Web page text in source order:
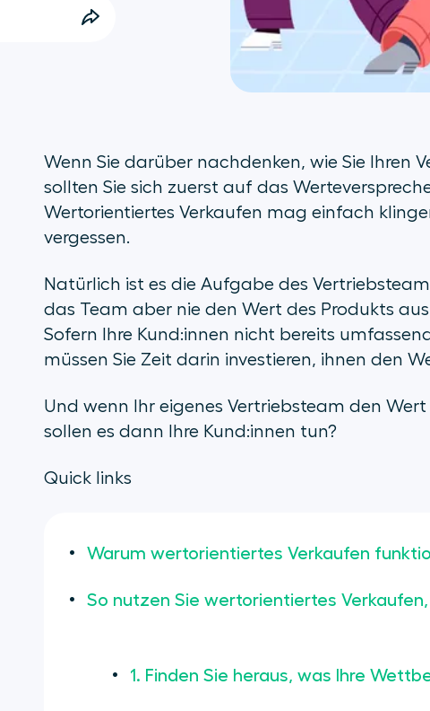
Wenn Sie darüber nachdenken, wie Sie Ihren
sollten Sie sich zuerst auf das
Wertorientiertes Verkaufen mag einfach
vergessen.
Natürlich ist es die Aufgabe des
das Team aber nie den Wert des Produkts
Sofern Ihre Kund:innen nicht bereits
müssen Sie Zeit darin investieren, ihnen den
Und wenn Ihr eigenes Vertriebsteam den
sollen es dann Ihre Kund:innen tun?
Quick links
Warum wertorientiertes Verkaufen
So nutzen Sie wertorientiertes
1. Finden Sie heraus, was Ihre